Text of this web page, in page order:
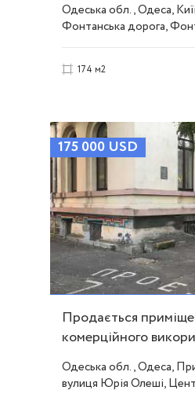
Одеська обл., Одеса,
Фонтанська дорога,
174 м2
175 000 USD
Продається
комерційного
39360
Одеська обл., Одеса,
вулиця Юрія Олеші,